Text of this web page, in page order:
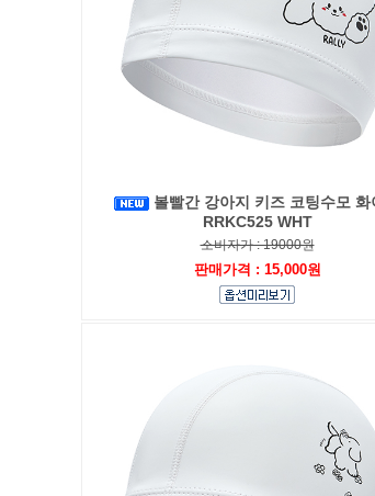
볼빨간 강아지 키즈 코팅수모 화
RRKC525 WHT
소비자가 : 19000원
판매가격 : 15,000원